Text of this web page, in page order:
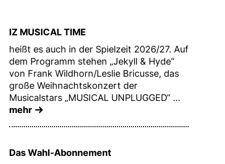
IZ MUSICAL TIME
heißt es auch in der Spielzeit 2026/27. Auf
dem Programm stehen „Jekyll & Hyde“
von Frank Wildhorn/Leslie Bricusse, das
große Weihnachtskonzert der
Musicalstars „MUSICAL UNPLUGGED“ …
mehr
Das Wahl-Abonnement